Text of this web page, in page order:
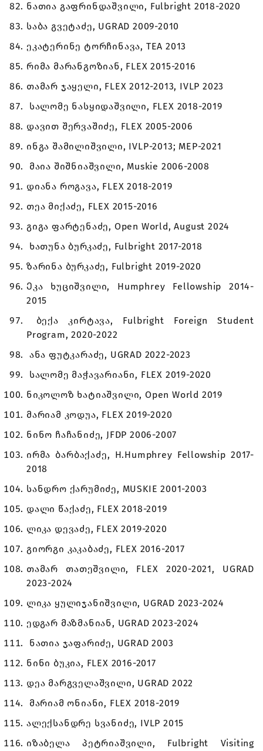
ნათია გაფრინდაშვილი, Fulbright 2018-2020
საბა გვეტაძე, UGRAD 2009-2010
ეკატერინე ტორჩინავა, TEA 2013
რიმა მარანგოზიან, FLEX 2015-2016
თამარ ჯაყელი, FLEX 2012-2013, IVLP 2023
სალომე ნასყიდაშვილი, FLEX 2018-2019
დავით შერვაშიძე, FLEX 2005-2006
ინგა შამილიშვილი, IVLP-2013; MEP-2021
მაია შიშნიაშვილი, Muskie 2006-2008
დიანა როგავა, FLEX 2018-2019
თეა მიქაძე, FLEX 2015-2016
გიგა ფარტენაძე, Open World, August 2024
ხათუნა ბურკაძე, Fulbright 2017-2018
ზარინა ბურკაძე, Fulbright 2019-2020
Ეკა ხუციშვილი, Humphrey Fellowship 2014-
2015
ბექა კირტავა, Fulbright Foreign Student
Program, 2020-2022
ანა ფუტკარაძე, UGRAD 2022-2023
სალომე მაჭავარიანი, FLEX 2019-2020
ნიკოლოზ ხატიაშვილი, Open World 2019
მარიამ კოდუა, FLEX 2019-2020
ნინო ჩაჩანიძე, JFDP 2006-2007
ირმა ბარბაქაძე, H.Humphrey Fellowship 2017-
2018
სანდრო ქარუმიძე, MUSKIE 2001-2003
დალი წაქაძე, FLEX 2018-2019
ლიკა დევაძე, FLEX 2019-2020
გიორგი კაკაბაძე, FLEX 2016-2017
თამარ თათეშვილი, FLEX 2020-2021, UGRAD
2023-2024
ლიკა ყულიჯანიშვილი, UGRAD 2023-2024
ედგარ მაზმანიან, UGRAD 2023-2024
ნათია ჯაფარიძე, UGRAD 2003
ნინი ბუკია, FLEX 2016-2017
დეა მარგველაშვილი, UGRAD 2022
მარიამ ონიანი, FLEX 2018-2019
ალექსანდრე სვანიძე, IVLP 2015
იზაბელა პეტრიაშვილი, Fulbright Visiting